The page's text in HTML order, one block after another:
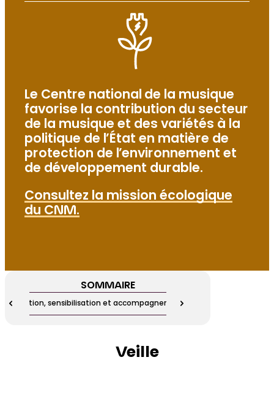
DOSSIER SPÉCIAL
Lieux de musique et de variétés :
DOSSIER SPÉCIAL
Égalité et inclusion
DOSSIER SPÉCIAL
Transition écologique
Le Centre national de la musique
favorise la contribution du secteur
de la musique et des variétés à la
politique de l’État en matière de
protection de l’environnement et
de développement durable.
Consultez la mission écologique
du CNM.
SOMMAIRE
Formation, sensibilisation et accompagnement
Veille